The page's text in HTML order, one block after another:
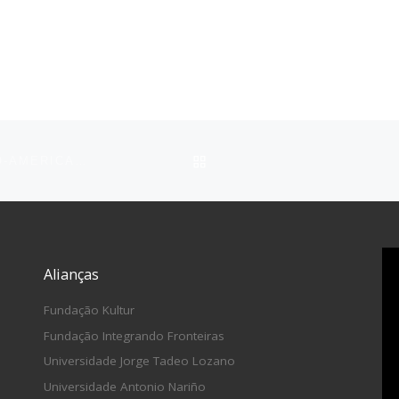
Alianças
Fundação Kultur
Fundação Integrando Fronteiras
Universidade Jorge Tadeo Lozano
Universidade Antonio Nariño